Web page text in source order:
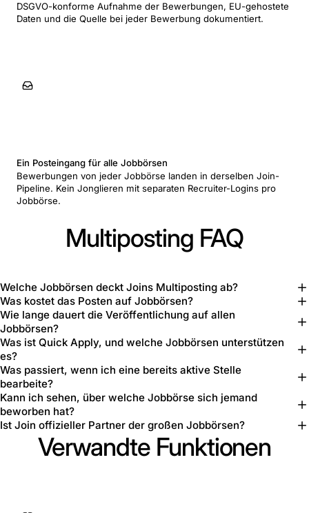
DSGVO-konforme Aufnahme der Bewerbungen, EU-gehostete
Daten und die Quelle bei jeder Bewerbung dokumentiert.
Ein Posteingang für alle Jobbörsen
Bewerbungen von jeder Jobbörse landen in derselben Join-
Pipeline. Kein Jonglieren mit separaten Recruiter-Logins pro
Jobbörse.
Multiposting FAQ
Welche Jobbörsen deckt Joins Multiposting ab?
Was kostet das Posten auf Jobbörsen?
Wie lange dauert die Veröffentlichung auf allen
Jobbörsen?
Was ist Quick Apply, und welche Jobbörsen unterstützen
es?
Was passiert, wenn ich eine bereits aktive Stelle
bearbeite?
Kann ich sehen, über welche Jobbörse sich jemand
beworben hat?
Ist Join offizieller Partner der großen Jobbörsen?
Verwandte Funktionen